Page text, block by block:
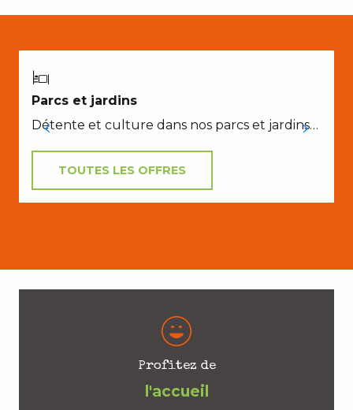
Parcs et jardins
Détente et culture dans nos parcs et jardins…
TOUTES LES OFFRES
Profitez de
l'accueil